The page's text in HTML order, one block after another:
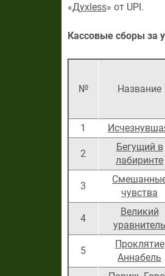
«Духless» от UPI.
Кассовые сборы за
№ Название
1
2
Бегущий в
лабиринте
3
чувства
4
Великий
уравнитель
5
Проклятие
Аннабель